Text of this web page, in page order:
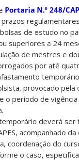
Portaria N.º 248/
prazos
de estudo no
superiores a 24
de mestres e
por até
provocado pela
o período de vigência
deverá ser
acompanhado
coordenação do
o caso,